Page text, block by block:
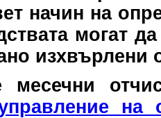
начин на
могат
изхвърлени
месечни
на